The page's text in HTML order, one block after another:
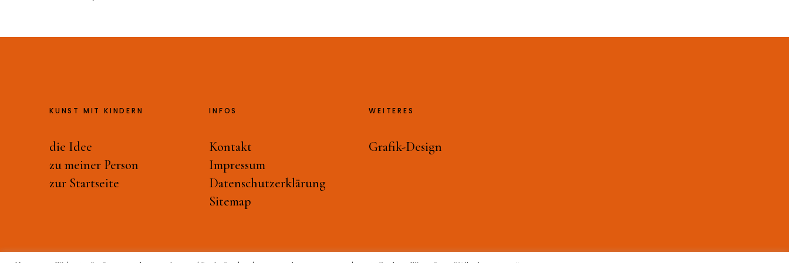
KUNST MIT KINDERN
die Idee
zu meiner Person
zur Startseite
INFOS
Kontakt
Impressum
Datenschutzerklärung
Sitemap
WEITERES
Grafik-Design